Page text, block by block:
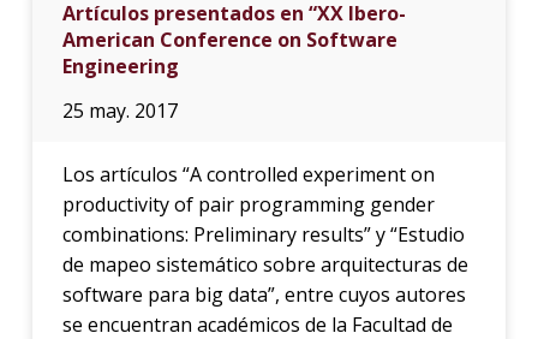
Artículos presentados en “XX Ibero-
American Conference on Software
Engineering
25 may. 2017
Los artículos “A controlled experiment on
productivity of pair programming gender
combinations: Preliminary results” y “Estudio
de mapeo sistemático sobre arquitecturas de
software para big data”, entre cuyos autores
se encuentran académicos de la Facultad de